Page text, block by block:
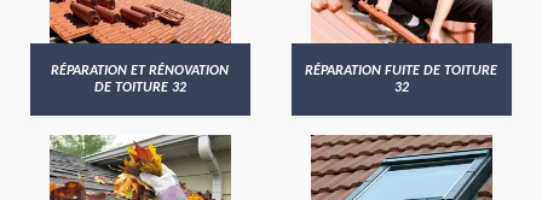
RÉPARATION ET RÉNOVATION
DE TOITURE 32
RÉPARATION FUITE DE TOITURE
32